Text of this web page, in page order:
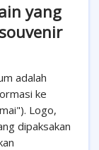
yang
adalah
ke
Logo,
dipaksakan